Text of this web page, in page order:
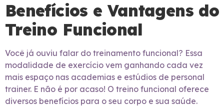
Benefícios e Vantagens do
Treino Funcional
Você já ouviu falar do treinamento funcional? Essa
modalidade de exercício vem ganhando cada vez
mais espaço nas academias e estúdios de personal
trainer. E não é por acaso! O treino funcional oferece
diversos benefícios para o seu corpo e sua saúde.